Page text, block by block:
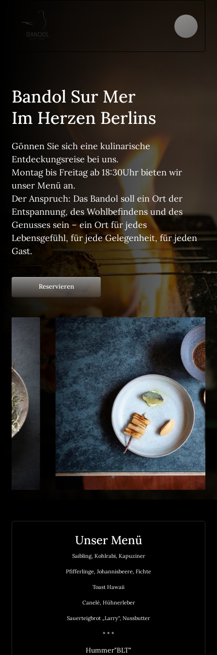
Bandol Sur Mer
Im Herzen Berlins
Gönnen Sie sich eine
kulinarische
Entdeckungsreise bei uns.
Montag bis Freitag ab 18:30Uhr bieten
unser Menü an.
Der Anspruch: Das Bandol soll ein Ort
Entspannung, des Wohlbefindens und
des
Genusses sein – ein Ort für
Lebensgefühl, für jede Gelegenheit, für
jeden
Gast.
Reservieren
Unser Menü
Saibling, Kohlrabi, Kapuziner
Pfifferlinge, Johannisbeere, Fichte
Toast Hawaii
Canelé, Hühnerleber
Sauerteigbrot „Larry“, Nussbutter
* * *
Hummer"BLT"